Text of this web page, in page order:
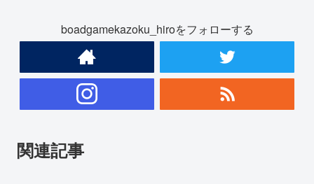
boadgamekazoku_hiroをフォローする
関連記事